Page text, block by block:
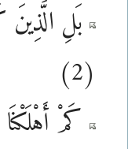
بَلِ
(2)
كَمْ